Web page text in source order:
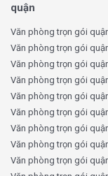
quận
Văn phòng trọn gói
Văn phòng trọn gói
Văn phòng trọn gói
Văn phòng trọn gói
Văn phòng trọn gói
Văn phòng trọn gói
Văn phòng trọn gói
Văn phòng trọn gói
Văn phòng trọn gói